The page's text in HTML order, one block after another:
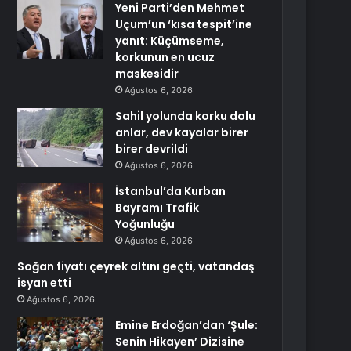
Yeni Parti’den Mehmet
Uçum’un ‘kısa tespit’ine
yanıt: Küçümseme,
korkunun en ucuz
maskesidir
Ağustos 6, 2026
Sahil yolunda korku dolu
anlar, dev kayalar birer
birer devrildi
Ağustos 6, 2026
İstanbul’da Kurban
Bayramı Trafik
Yoğunluğu
Ağustos 6, 2026
Soğan fiyatı çeyrek altını geçti, vatandaş
isyan etti
Ağustos 6, 2026
Emine Erdoğan’dan ‘Şule:
Senin Hikayen’ Dizisine